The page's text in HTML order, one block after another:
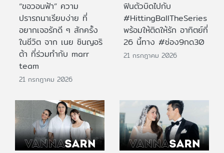
“ขอวอนฟ้า” ความ
ปรารถนาเรียบง่าย ที่
อยากเจอรักดี ๆ สักครั้ง
ในชีวิต จาก เนย ซินญอริ
ต้า ที่ร่วมทำกับ marr
team
21 กรกฎาคม 2026
ฟินตัวบิดไปกับ
#HittingBallTheSeries
พร้อมให้ติดให้รัก อาทิตย์ที่
26 นี้ทาง #ช่อง9กด30
21 กรกฎาคม 2026